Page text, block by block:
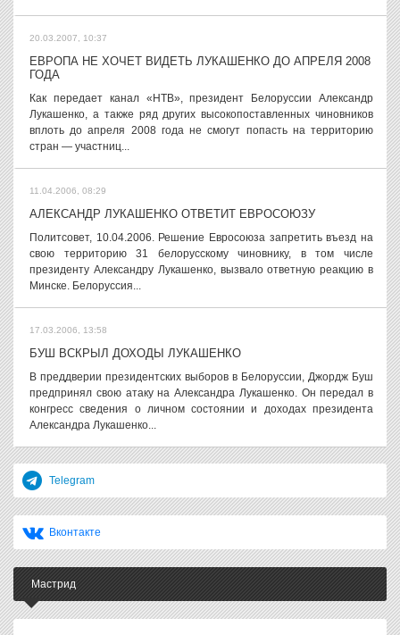
20.03.2007, 10:37
ЕВРОПА НЕ ХОЧЕТ ВИДЕТЬ ЛУКАШЕНКО ДО АПРЕЛЯ 2008
ГОДА
Как передает канал «НТВ», президент Белоруссии Александр
Лукашенко, а также ряд других высокопоставленных чиновников
вплоть до апреля 2008 года не смогут попасть на территорию
стран — участниц...
11.04.2006, 08:29
АЛЕКСАНДР ЛУКАШЕНКО ОТВЕТИТ ЕВРОСОЮЗУ
Политсовет, 10.04.2006. Решение Евросоюза запретить въезд на
свою территорию 31 белорусскому чиновнику, в том числе
президенту Александру Лукашенко, вызвало ответную реакцию в
Минске. Белоруссия...
17.03.2006, 13:58
БУШ ВСКРЫЛ ДОХОДЫ ЛУКАШЕНКО
В преддверии президентских выборов в Белоруссии, Джордж Буш
предпринял свою атаку на Александра Лукашенко. Он передал в
конгресс сведения о личном состоянии и доходах президента
Александра Лукашенко...
Telegram
Вконтакте
Мастрид